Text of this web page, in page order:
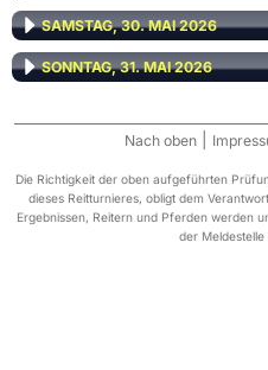
SAMSTAG, 30. MAI 2026
SONNTAG, 31. MAI 2026
Nach oben
Die Richtigkeit der oben aufgeführten
dieses Reitturnieres, obligt dem
Ergebnissen, Reitern und Pferden werden
der Meldestelle